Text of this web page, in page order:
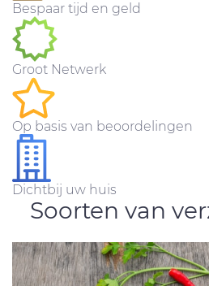
Bespaar tijd en geld
Groot Netwerk
Op basis van beoordelingen
Dichtbij uw huis
Soorten van